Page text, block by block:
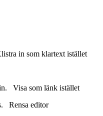
in som klartext istället
Visa som länk istället
Rensa editor